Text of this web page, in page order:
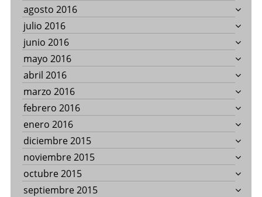
agosto 2016
julio 2016
junio 2016
mayo 2016
abril 2016
marzo 2016
febrero 2016
enero 2016
diciembre 2015
noviembre 2015
octubre 2015
septiembre 2015